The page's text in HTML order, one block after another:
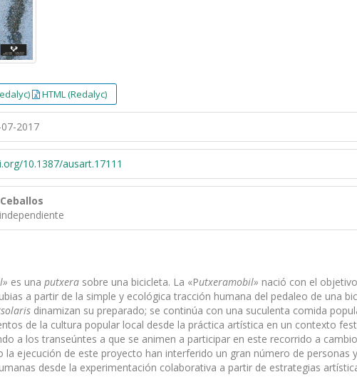
HTML (Redalyc)
2017
10.1387/ausart.17111
es una putxera sobre una bicicleta. La «Putxeramobil» nació con el
a partir de la simple y ecológica tracción humana del pedaleo de una
dinamizan su preparado; se continúa con una suculenta comida
de la cultura popular local desde la práctica artística en un contexto
a los transeúntes a que se animen a participar en este recorrido a
la ejecución de este proyecto han interferido un gran número de personas
desde la experimentación colaborativa a partir de estrategias